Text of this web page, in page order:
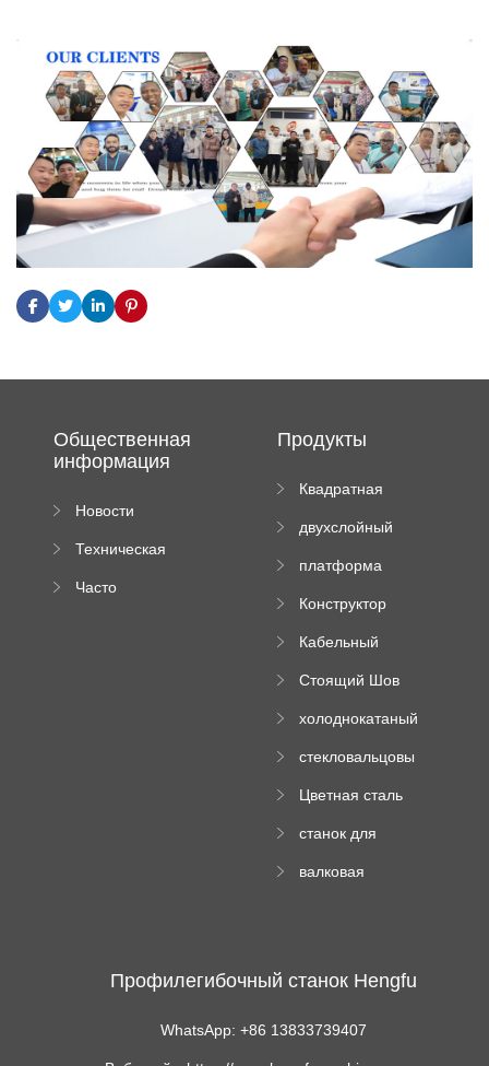
Общественная
информация
Новости
Техническая
Часто
Продукты
Квадратная
машина
двухслойный
пресс
платформа
роликового
Конструктор
трубы
Кабельный
формируя
Стоящий Шов
Машина
холоднокатаный
станок
стекловальцовы
Цветная сталь
машина
станок для
трапециевидных
валковая
Профилегибочный станок Hengfu
WhatsApp: +86 13833739407